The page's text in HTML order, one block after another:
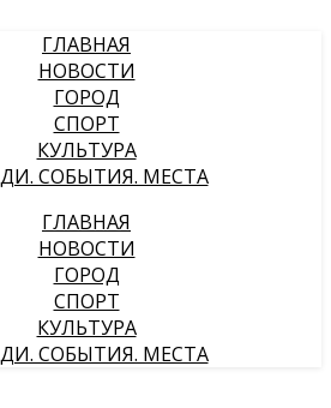
ГЛАВНАЯ
НОВОСТИ
ГОРОД
СПОРТ
КУЛЬТУРА
СОБЫТИЯ. МЕСТА
ГЛАВНАЯ
НОВОСТИ
ГОРОД
СПОРТ
КУЛЬТУРА
СОБЫТИЯ. МЕСТА